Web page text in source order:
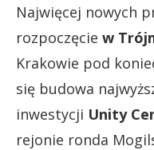
Najwięcej nowych
rozpoczęcie w
Krakowie pod
się budowa
inwestycji Unity
rejonie ronda